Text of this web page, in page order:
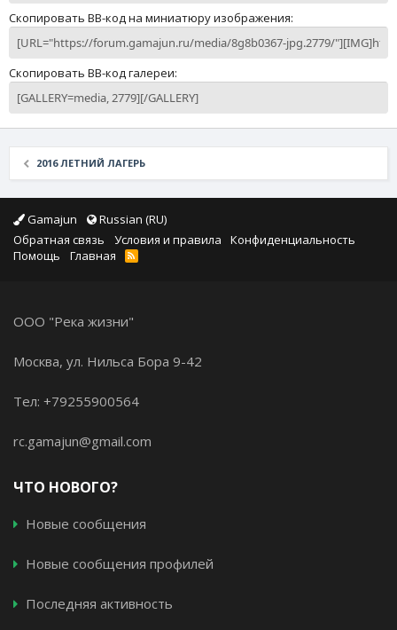
Скопировать BB-код на миниатюру изображения
Скопировать BB-код галереи
2016 ЛЕТНИЙ ЛАГЕРЬ
Gamajun
Russian (RU)
Обратная связь
Условия и правила
Конфиденциальность
Помощь
Главная
ООО "Река жизни"
Москва, ул. Нильса Бора 9-42
Тел: +79255900564
rc.gamajun@gmail.com
ЧТО НОВОГО?
Новые сообщения
Новые сообщения профилей
Последняя активность